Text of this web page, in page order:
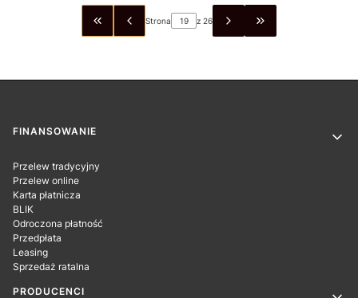
WRÓĆ DO PIERWSZEJ STRONY Z PRODUKTAMI
Strona z 26 PRZEJDŹ DO
Linki w stopce
FINANSOWANIE
Przelew tradycyjny
Przelew online
Karta płatnicza
BLIK
Odroczona płatność
Przedpłata
Leasing
Sprzedaż ratalna
PRODUCENCI